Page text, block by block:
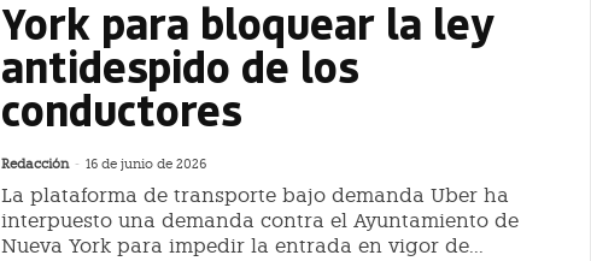
York para bloquear la ley
antidespido de los
conductores
Redacción - 16 de junio de 2026
La plataforma de transporte bajo demanda Uber ha
interpuesto una demanda contra el Ayuntamiento de
Nueva York para impedir la entrada en vigor de...